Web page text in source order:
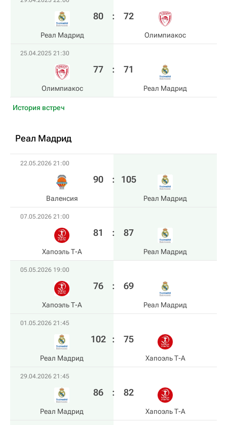
Реал Мадрид
80 : 72
Олимпиакос
25.04.2025 21:30
Олимпиакос
77 : 71
Реал Мадрид
История встреч
Реал Мадрид
22.05.2026 21:00
Валенсия
90 : 105
Реал Мадрид
07.05.2026 21:00
Хапоэль Т-А
81 : 87
Реал Мадрид
05.05.2026 19:00
Хапоэль Т-А
76 : 69
Реал Мадрид
01.05.2026 21:45
Реал Мадрид
102 : 75
Хапоэль Т-А
29.04.2026 21:45
Реал Мадрид
86 : 82
Хапоэль Т-А